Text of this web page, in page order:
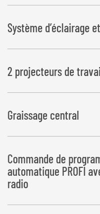
Ceci permet de garantir un
balles rectangulaires
Système d’éclairage
2 projecteurs de
Graissage central
Commande de
automatique PROFI
radio